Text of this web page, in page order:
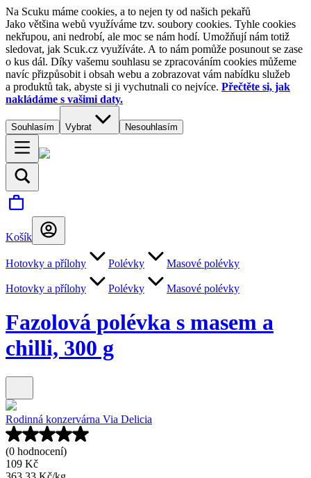
Na Scuku máme cookies, a to nejen ty od našich pekařů
Jako většina webů využíváme tzv. soubory cookies. Tyhle cookies
nekřupou, ani nedrobí, ale moc se nám hodí. Umožňují nám totiž
sledovat, jak Scuk.cz využíváte. A to nám pomůže posunout se zase
o kus dál. Díky vašemu souhlasu se zpracováním cookies můžeme
navíc přizpůsobit i obsah webu a zobrazovat vám nabídku služeb
a produktů tak, abyste si ji vychutnali co nejvíce. Přečtěte si, jak
nakládáme s vašimi daty.
Souhlasím Vybrat Nesouhlasím
Košík
Hotovky a přílohy Polévky Masové polévky
Hotovky a přílohy Polévky Masové polévky
Fazolová polévka s masem a
chilli, 300 g
Rodinná konzervárna Via Delicia
(0 hodnocení)
109 Kč